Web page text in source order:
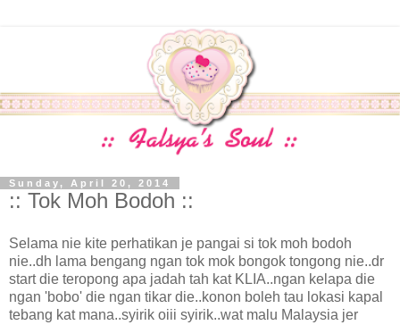
Sunday, April 20, 2014
:: Tok Moh Bodoh ::
Selama nie kite perhatikan je pangai si tok moh bodoh
nie..dh lama bengang ngan tok mok bongok tongong nie..dr
start die teropong apa jadah tah kat KLIA..ngan kelapa die
ngan 'bobo' die ngan tikar die..konon boleh tau lokasi kapal
tebang kat mana..syirik oiii syirik..wat malu Malaysia jer